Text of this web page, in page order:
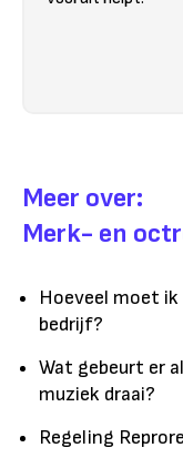
Meer over:
Merk- en
Hoeveel moet
bedrijf?
Wat gebeurt er
muziek draai?
Regeling